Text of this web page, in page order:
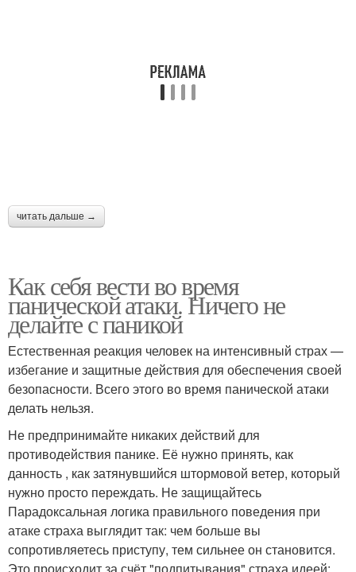
читать дальше →
Как себя вести во время
панической атаки. Ничего не
делайте с паникой
Естественная реакция человек на интенсивный страх —
избегание и защитные действия для обеспечения своей
безопасности. Всего этого во время панической атаки
делать нельзя.
Не предпринимайте никаких действий для
противодействия панике. Её нужно принять, как
данность , как затянувшийся штормовой ветер, который
нужно просто переждать. Не защищайтесь
Парадоксальная логика правильного поведения при
атаке страха выглядит так: чем больше вы
сопротивляетесь приступу, тем сильнее он становится.